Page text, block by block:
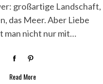
großartige Landschaft,
das Meer. Aber Liebe
man nicht nur mit…
Read More